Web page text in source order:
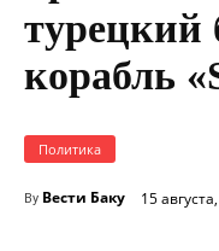
турецкий
корабль
Политика
By Вести Баку 15